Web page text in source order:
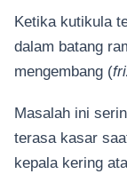
Ketika kutikula
dalam batang
mengembang (
Masalah ini
terasa kasar
kepala kering